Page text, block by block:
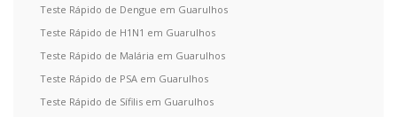
Teste Rápido de Dengue em Guarulhos
Teste Rápido de H1N1 em Guarulhos
Teste Rápido de Malária em Guarulhos
Teste Rápido de PSA em Guarulhos
Teste Rápido de Sífilis em Guarulhos